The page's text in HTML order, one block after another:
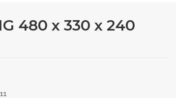
480 x 330 x 240